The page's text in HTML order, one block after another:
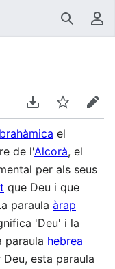
Buscar
Descarregar en
Vigilar
el
de l'Alcorà, el
per als seus
que Deu i que
paraula àrap
'Deu' i la
paraula hebrea
esta paraula